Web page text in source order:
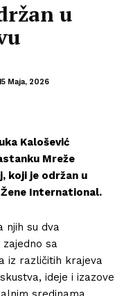
u
Maja, 2026
Kalošević
Mreže
koji je održan u
Žene International.
njih su dva
sa
iz različitih krajeva
ideje i izazove